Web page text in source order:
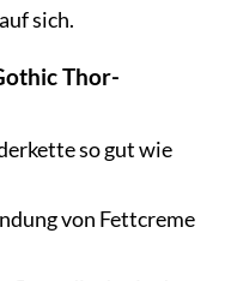
sich.
Thor-
so gut wie
von Fettcreme